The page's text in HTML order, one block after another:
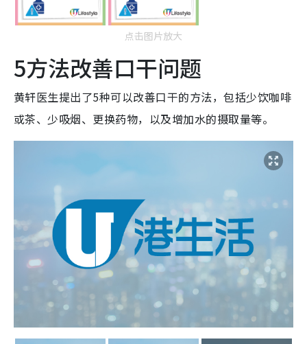
点击图片放大
5方法改善口干问题
黄轩医生提出了5种可以改善口干的方法，包括少饮咖啡
或茶、少吸烟、更换药物，以及增加水的摄取量等。